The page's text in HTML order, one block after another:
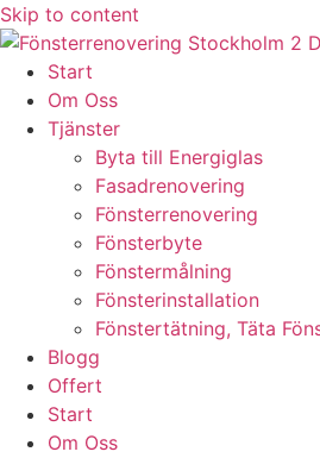
Skip to content
Start
Om Oss
Tjänster
Byta till Energiglas
Fasadrenovering
Fönsterrenovering
Fönsterbyte
Fönstermålning
Fönsterinstallation
Fönstertätning, Täta
Blogg
Offert
Start
Om Oss